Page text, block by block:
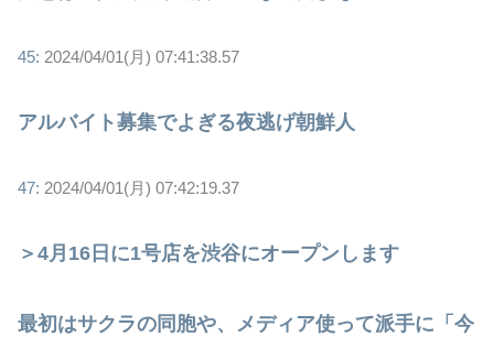
45: 2024/04/01(月) 07:41:38.57
アルバイト募集でよぎる夜逃げ朝鮮人
47: 2024/04/01(月) 07:42:19.37
＞4月16日に1号店を渋谷にオープンします
最初はサクラの同胞や、メディア使って派手に「今